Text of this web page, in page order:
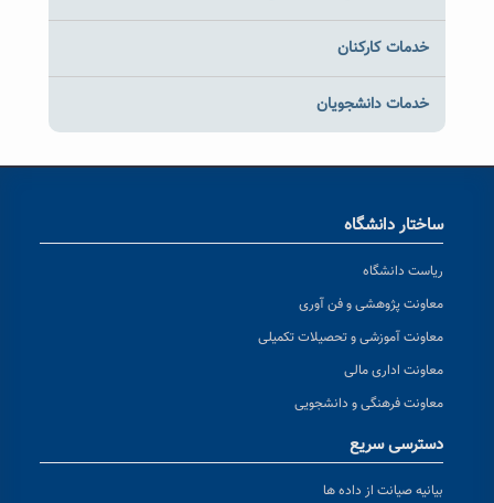
خدمات کارکنان
خدمات دانشجویان
ساختار دانشگاه
ریاست دانشگاه
معاونت پژوهشی و فن آوری
معاونت آموزشی و تحصیلات تکمیلی
معاونت اداری مالی
معاونت فرهنگی و دانشجویی
دسترسی سریع
بیانیه صیانت از داده ها